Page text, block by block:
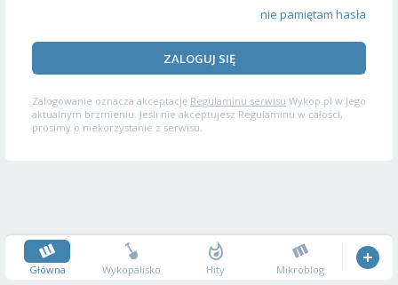
nie pamiętam hasła
ZALOGUJ SIĘ
Zalogowanie oznacza akceptację Regulaminu serwisu Wykop.pl w jego
aktualnym brzmieniu. Jeśli nie akceptujesz Regulaminu w całości,
prosimy o niekorzystanie z serwisu.
Główna Wykopalisko Hity Mikroblog